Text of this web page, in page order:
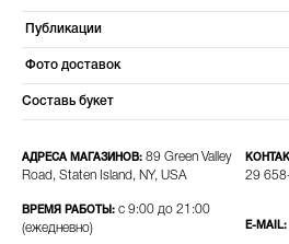
Публикации
Фото доставок
Составь букет
АДРЕСА МАГАЗИНОВ: 89 Green Valley
Road, Staten Island, NY, USA
ВРЕМЯ РАБОТЫ: с 9:00 до 21:00
(ежедневно)
29
E-MAIL: